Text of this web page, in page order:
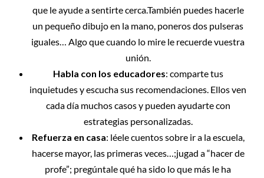
que le ayude a sentirte cerca.También puedes hacerle
un pequeño dibujo en la mano, poneros dos pulseras
iguales… Algo que cuando lo mire le recuerde vuestra
unión.
Habla con los educadores: comparte tus
inquietudes y escucha sus recomendaciones. Ellos ven
cada día muchos casos y pueden ayudarte con
estrategias personalizadas.
Refuerza en casa: léele cuentos sobre ir a la escuela,
hacerse mayor, las primeras veces…;jugad a “hacer de
profe”; pregúntale qué ha sido lo que más le ha